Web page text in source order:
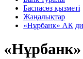
Баспасөз қызметі
Жаңалықтар
«Нұрбанк» АҚ
«Нұрбанк»